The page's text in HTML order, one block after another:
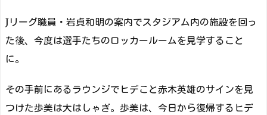
Jリーグ職員・岩貞和明の案内でスタジアム内の施設を回っ
た後、今度は選手たちのロッカールームを見学すること
に。
その手前にあるラウンジでヒデこと赤木英雄のサインを見
つけた歩美は大はしゃぎ。歩美は、今日から復帰するヒデ